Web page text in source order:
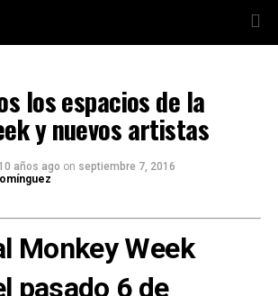
los espacios de la
y nuevos artistas
años ago on septiembre 7, 2016
Monkey Week
pasado 6 de